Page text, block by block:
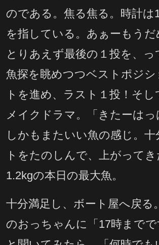
のである。焦る焦る。時計は
を指している。あぁーもうだ
とりあえず最後の１投を、っ
魚探を眺めつつベストポジシ
トを進め、ラスト１投！そし
メイクドラマ。「きたーはっ
しかもまたいい魚の感じ。十
トをたのしんで、上がって
1.2kgの本日の最大魚。
十分満足し、ボート屋へ戻る
のおっちゃんに「17時までで